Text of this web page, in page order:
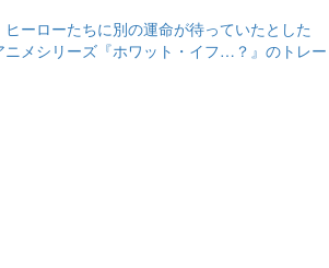
ヒーローたちに別の運命が待っていたとした
ニメシリーズ『ホワット・イフ…？』のトレー